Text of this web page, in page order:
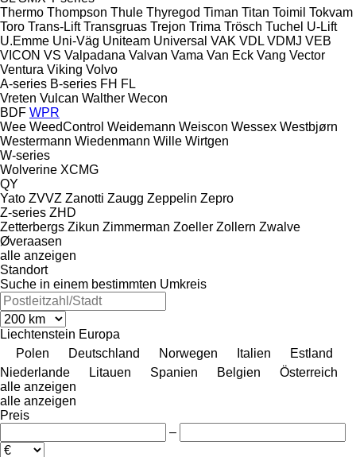
Thermo Thompson Thule Thyregod Timan Titan Toimil Tokvam
Toro Trans-Lift Transgruas Trejon Trima Trösch Tuchel U-Lift
U.Emme Uni-Väg Uniteam Universal VAK VDL VDMJ VEB
VICON VS Valpadana Valvan Vama Van Eck Vang Vector
Ventura Viking Volvo
A-series B-series FH FL
Vreten Vulcan Walther Wecon
BDF WPR
Wee WeedControl Weidemann Weiscon Wessex Westbjørn
Westermann Wiedenmann Wille Wirtgen
W-series
Wolverine XCMG
QY
Yato ZVVZ Zanotti Zaugg Zeppelin Zepro
Z-series ZHD
Zetterbergs Zikun Zimmerman Zoeller Zollern Zwalve
Øveraasen
alle anzeigen
Standort
Suche in einem bestimmten Umkreis
Liechtenstein Europa
Polen
Deutschland Norwegen Italien
Estland
Niederlande
Litauen Spanien Belgien
Österreich
alle anzeigen
alle anzeigen
Preis
–